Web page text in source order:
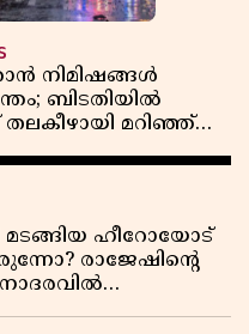
നിമിഷങ്ങൾ
ബിടതിയിൽ
മറിഞ്ഞ്
മടങ്ങിയ ഹീറോയോട്
രാജേഷിൻ്റെ